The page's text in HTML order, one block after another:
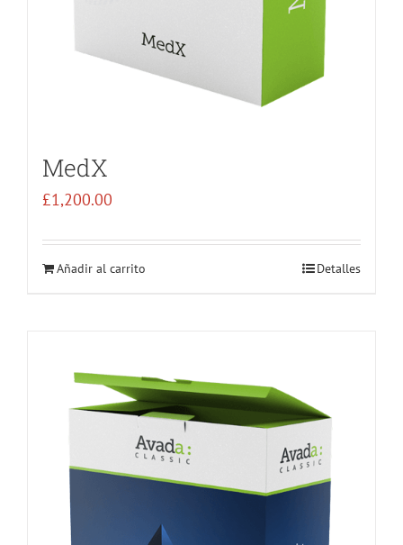
MedX
£1,200.00
Añadir al carrito Detalles